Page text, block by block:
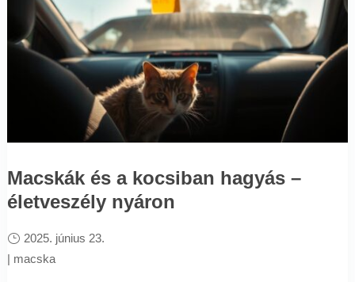
Macskák és a kocsiban hagyás –
életveszély nyáron
2025. június 23.
| macska